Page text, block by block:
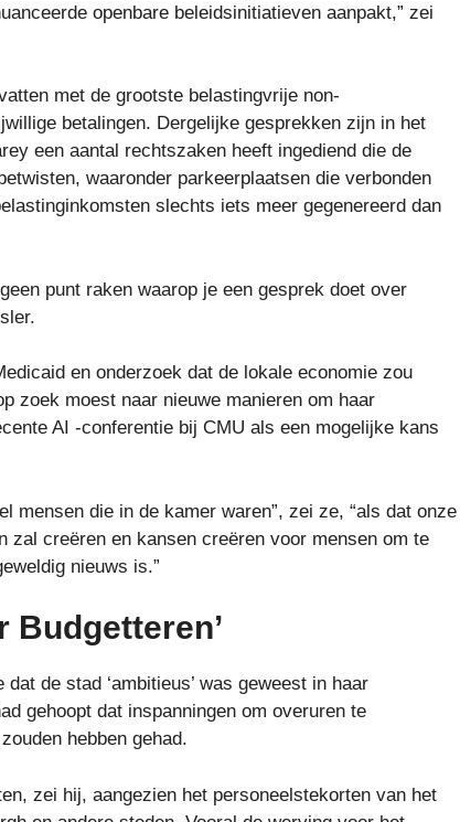
openbare beleidsinitiatieven aanpakt,” zei
met de grootste belastingvrije non-
betalingen. Dergelijke gesprekken zijn in het
een aantal rechtszaken heeft ingediend die de
waaronder parkeerplaatsen die verbonden
slechts iets meer gegenereerd dan
punt raken waarop je een gesprek doet over
en onderzoek dat de lokale economie zou
zoek moest naar nieuwe manieren om haar
AI -conferentie bij CMU als een mogelijke kans
mensen die in de kamer waren”, zei ze, “als dat onze
zal creëren en kansen creëren voor mensen om te
nieuws is.”
Budgetteren’
de stad ‘ambitieus’ was geweest in haar
gehoopt dat inspanningen om overuren te
hebben gehad.
zei hij, aangezien het personeelstekorten van het